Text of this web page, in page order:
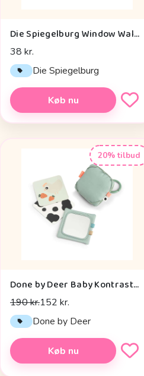
Die Spiegelburg Window Walker Wild+cool - Legetøj
38 kr.
Die Spiegelburg
Køb nu
20% tilbud
Done by Deer Baby Kontrastkortholder - Tiny Farm - Grøn
190 kr.152 kr.
Done by Deer
Køb nu